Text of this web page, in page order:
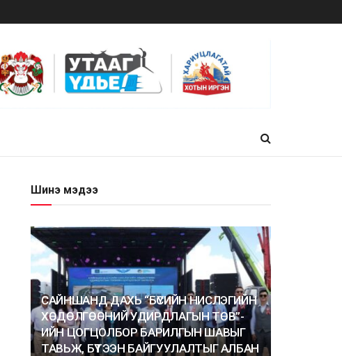
Шинэ мэдээ
САЙНШАНД ДАХЬ “БҮСИЙН НИСЛЭГИЙН
ХӨДӨЛГӨӨНИЙ УДИРДЛАГЫН ТӨВ”-
ИЙН ЦОГЦОЛБОР БАРИЛГЫН ШАВЫГ
ТАВЬЖ, БҮТЭЭН БАЙГУУЛАЛТЫГ АЛБАН